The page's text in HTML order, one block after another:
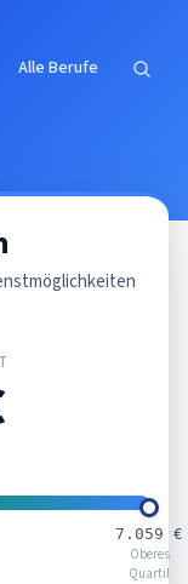
Alle Berufe
7.059 €
Oberes
Quartil